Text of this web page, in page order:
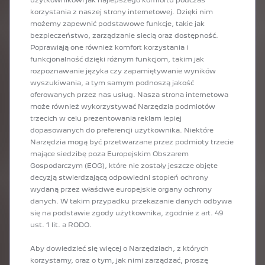
Poczekaj cierpliwie na odpowiednie światło
(wschód i zachód słońca).
korzystania z naszej strony internetowej. Dzięki nim
możemy zapewnić podstawowe funkcje, takie jak
bezpieczeństwo, zarządzanie siecią oraz dostępność.
Poprawiają one również komfort korzystania i
funkcjonalność dzięki różnym funkcjom, takim jak
rozpoznawanie języka czy zapamiętywanie wyników
wyszukiwania, a tym samym podnoszą jakość
oferowanych przez nas usług. Nasza strona internetowa
może również wykorzystywać Narzędzia podmiotów
trzecich w celu prezentowania reklam lepiej
dopasowanych do preferencji użytkownika. Niektóre
Narzędzia mogą być przetwarzane przez podmioty trzecie
mające siedzibę poza Europejskim Obszarem
Gospodarczym (EOG), które nie zostały jeszcze objęte
decyzją stwierdzającą odpowiedni stopień ochrony
wydaną przez właściwe europejskie organy ochrony
danych. W takim przypadku przekazanie danych odbywa
się na podstawie zgody użytkownika, zgodnie z art. 49
ust. 1 lit. a RODO.
Aby dowiedzieć się więcej o Narzędziach, z których
korzystamy, oraz o tym, jak nimi zarządzać, proszę